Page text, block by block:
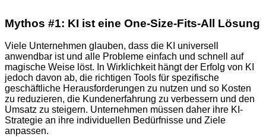
Mythos #1: KI ist eine One-Size-Fits-All Lösung
Viele Unternehmen glauben, dass die KI universell
anwendbar ist und alle Probleme einfach und schnell auf
magische Weise löst. In Wirklichkeit hängt der Erfolg von KI
jedoch davon ab, die richtigen Tools für spezifische
geschäftliche Herausforderungen zu nutzen und so Kosten
zu reduzieren, die Kundenerfahrung zu verbessern und den
Umsatz zu steigern. Unternehmen müssen daher ihre KI-
Strategie an ihre individuellen Bedürfnisse und Ziele
anpassen.